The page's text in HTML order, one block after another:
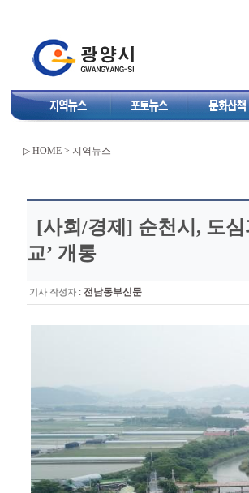
▷ HOME > 지역뉴스
[사회/경제] 순천시, 도
교’ 개통
기사 작성자: 전남동부신문